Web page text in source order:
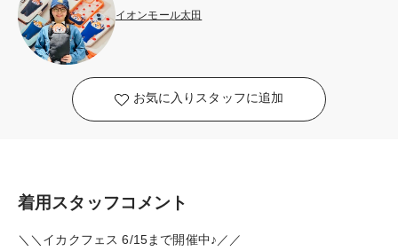
イオンモール太田
お気に入りスタッフに追加
着用スタッフコメント
＼＼イカクフェス 6/15まで開催中♪／／